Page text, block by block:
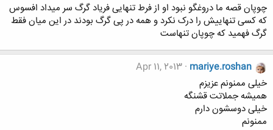
چوپان قصه ما دروغگو نبود او از فرط تنهایی فریاد گرگ سر میداد افسوس
که کسی تنهاییش را درک نکرد و همه در پی گرگ بودند در این میان فقط
گرگ فهمید که چوپان تنهاست
mariye.roshan
Apr 11, 2013
خیلی ممنونم عزیزم
همیشه جملاتت قشنگه
خیلی دوسشون دارم
ممنونم